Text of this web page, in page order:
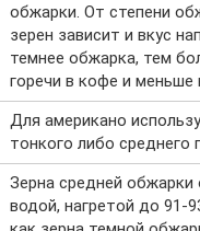
обжарки. От степени
зерен зависит и вкус
темнее обжарка, тем
горечи в кофе и меньше
Для американо
тонкого либо среднего
Зерна средней
водой, нагретой до 91-